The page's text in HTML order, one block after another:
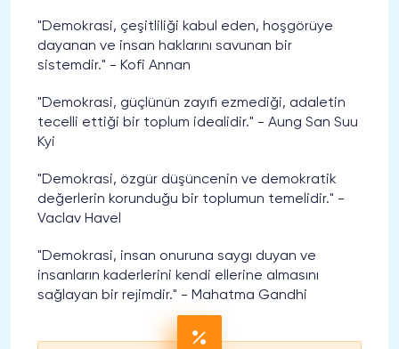
"Demokrasi, çeşitliliği kabul eden, hoşgörüye
dayanan ve insan haklarını savunan bir
sistemdir." - Kofi Annan
"Demokrasi, güçlünün zayıfı ezmediği, adaletin
tecelli ettiği bir toplum idealidir." - Aung San Suu
Kyi
"Demokrasi, özgür düşüncenin ve demokratik
değerlerin korunduğu bir toplumun temelidir." -
Vaclav Havel
"Demokrasi, insan onuruna saygı duyan ve
insanların kaderlerini kendi ellerine almasını
sağlayan bir rejimdir." - Mahatma Gandhi